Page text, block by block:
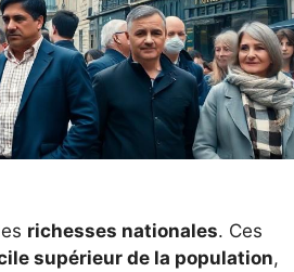
richesses nationales. Ces
supérieur de la population,